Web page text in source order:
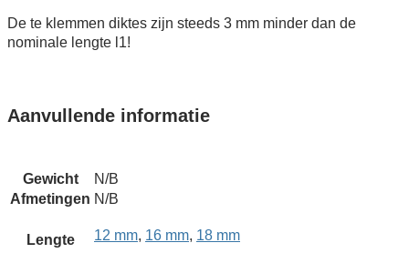
De te klemmen diktes zijn steeds 3 mm minder dan de
nominale lengte l1!
Aanvullende informatie
Gewicht
N/B
Afmetingen N/B
Lengte 12 mm, 16 mm, 18 mm